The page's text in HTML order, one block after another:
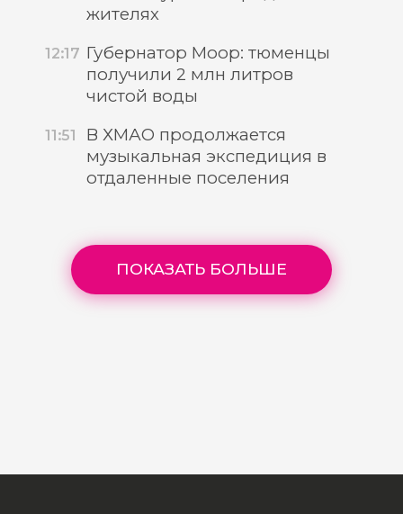
жителях
12:17 Губернатор Моор: тюменцы
получили 2 млн литров
чистой воды
11:51
В ХМАО продолжается
музыкальная экспедиция в
отдаленные поселения
ПОКАЗАТЬ БОЛЬШЕ